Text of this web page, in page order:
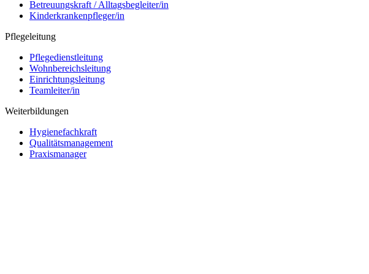
Betreuungskraft / Alltagsbegleiter/in
Kinderkrankenpfleger/in
Pflegeleitung
Pflegedienstleitung
Wohnbereichsleitung
Einrichtungsleitung
Teamleiter/in
Weiterbildungen
Hygienefachkraft
Qualitätsmanagement
Praxismanager